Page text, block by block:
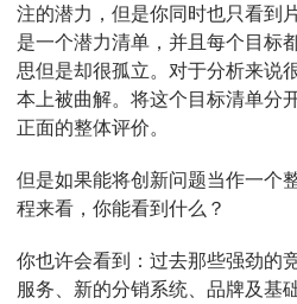
注的潜力，但是你同时也只看到
是一个潜力清单，并且每个目标
思但是却很孤立。对于分析来说
本上被曲解。将这个目标清单分
正面的整体评价。
但是如果能将创新问题当作一个
程来看，你能看到什么？
你也许会看到：过去那些强劲的
服务、新的分销系统、品牌及基